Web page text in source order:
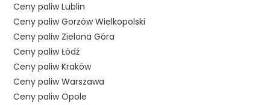
Ceny paliw Lublin
Ceny paliw Gorzów Wielkopolski
Ceny paliw Zielona Góra
Ceny paliw Łódź
Ceny paliw Kraków
Ceny paliw Warszawa
Ceny paliw Opole